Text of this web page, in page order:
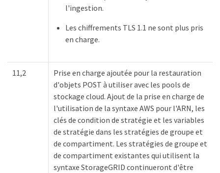
l'ingestion.
Les chiffrements TLS 1.1 ne sont plus pris
en charge.
11,2
Prise en charge ajoutée pour la restauration
d'objets POST à ​​utiliser avec les pools de
stockage cloud. Ajout de la prise en charge de
l'utilisation de la syntaxe AWS pour l'ARN, les
clés de condition de stratégie et les variables
de stratégie dans les stratégies de groupe et
de compartiment. Les stratégies de groupe et
de compartiment existantes qui utilisent la
syntaxe StorageGRID continueront d'être